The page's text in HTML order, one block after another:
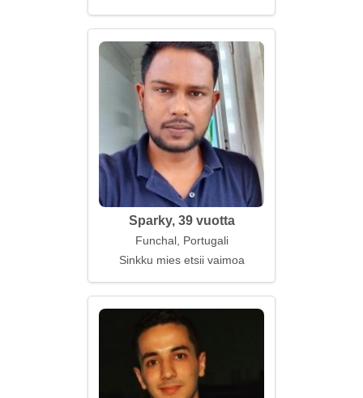
Sparky, 39 vuotta
Funchal, Portugali
Sinkku mies etsii vaimoa